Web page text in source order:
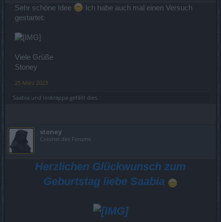
Sehr schöne Idee
Ich habe auch mal einen Versuch
gestartet:
Viele Grüße
Stoney
25 März 2023
Saabia und loskrappa gefällt dies.
stoney
Colonel des Forums
Herzlichen Glückwunsch zum
Geburtstag liebe Saabia